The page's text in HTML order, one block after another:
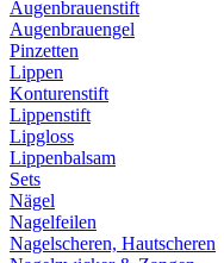
Augenbrauenstift
Augenbrauengel
Pinzetten
Lippen
Konturenstift
Lippenstift
Lipgloss
Lippenbalsam
Sets
Nägel
Nagelfeilen
Nagelscheren, Hautscheren